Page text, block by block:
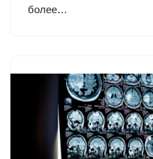
более…